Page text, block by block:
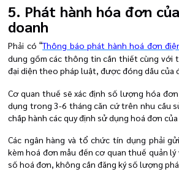
5. Phát hành hóa đơn
doanh
Phải có“Thông báo phát hành hoá đơn
dung gồm các thông tin cần thiết cùng với
đại diện theo pháp luật, được đóng dấu của
Cơ quan thuế sẽ xác định số lượng hóa
dụng trong 3-6 tháng căn cứ trên nhu cầu
chấp hành các quy định sử dụng hoá đơn
Các ngân hàng và tổ chức tín dụng phải
kèm hoá đơn mẫu đến cơ quan thuế quản lý
số hoá đơn, không cần đăng ký số lượng